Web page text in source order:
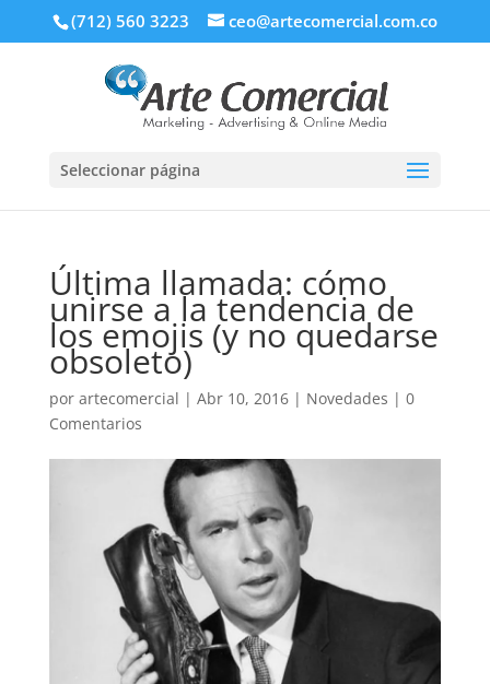
(712) 560 3223 ceo@artecomercial.com.co
Seleccionar página
Última llamada: cómo
unirse a la tendencia de
los emojis (y no quedarse
obsoleto)
por artecomercial | Abr 10, 2016| Novedades | 0
Comentarios